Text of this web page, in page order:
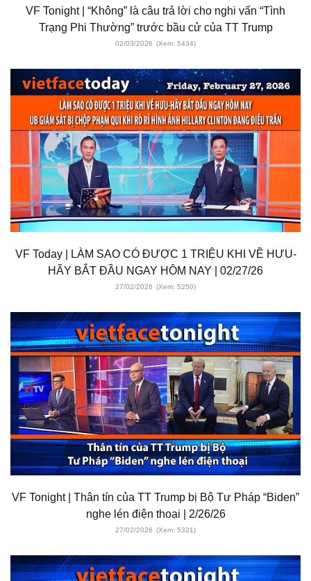
VF Tonight | “Không” là câu trả lời cho nghi vấn “Tình
Trạng Phi Thường” trước bầu cử của TT Trump
02/03/2026 (Xem: 5434)
VF Today | LÀM SAO CÓ ĐƯỢC 1 TRIỆU KHI VỀ HƯU-
HÃY BẮT ĐẦU NGAY HÔM NAY | 02/27/26
27/02/2026 (Xem: 5250)
VF Tonight | Thân tín của TT Trump bị Bộ Tư Pháp “Biden”
nghe lén điện thoại | 2/26/26
27/02/2026 (Xem: 5321)